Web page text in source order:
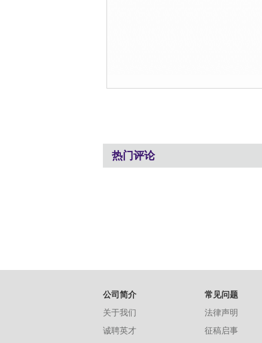
热门评论
公司简介
关于我们
诚聘英才
常见问题
法律声明
征稿启事